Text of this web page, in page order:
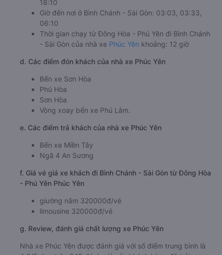
18:10
Giờ đến nơi ở Bình Chánh - Sài Gòn: 03:03, 03:33,
06:10
Thời gian chạy từ Đông Hòa - Phú Yên đi Bình Chánh
- Sài Gòn của nhà xe Phúc Yên khoảng: 12 giờ
d. Các điểm đón khách của nhà xe Phúc Yên
Bến xe Sơn Hòa
Phú Hòa
Sơn Hòa
Vòng xoay bến xe Phú Lâm.
e. Các điểm trả khách của nhà xe Phúc Yên
Bến xe Miền Tây
Ngã 4 An Sương
f. Giá vé giá xe khách đi Bình Chánh - Sài Gòn từ Đông Hòa
- Phú Yên Phúc Yên
giường nằm 320000đ/vé
limousine 320000đ/vé
g. Review, đánh giá chất lượng xe Phúc Yên
Nhà xe Phúc Yên được đánh giá với số điểm trung bình là